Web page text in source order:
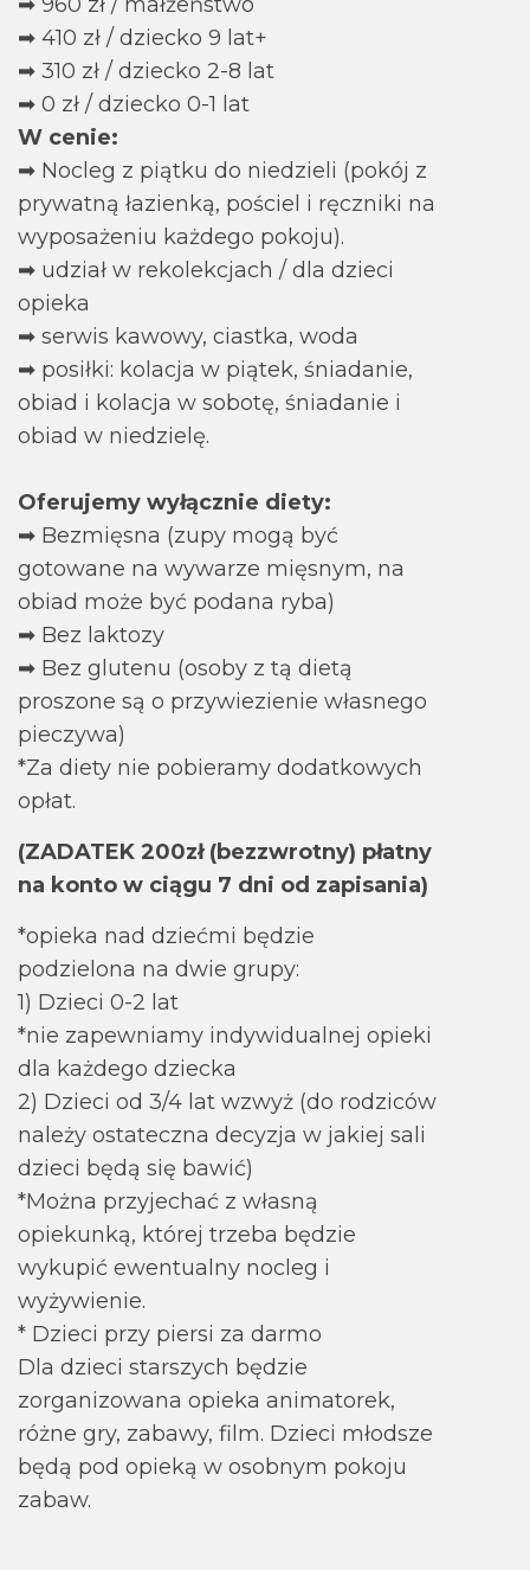
➡ 410 zł / dziecko 9 lat+
➡ 310 zł / dziecko 2-8 lat
➡ 0 zł / dziecko 0-1 lat
W cenie:
➡ Nocleg z piątku do niedzieli (pokój z
prywatną łazienką, pościel i ręczniki na
wyposażeniu każdego pokoju).
➡ udział w rekolekcjach / dla dzieci
opieka
➡ serwis kawowy, ciastka, woda
➡ posiłki: kolacja w piątek, śniadanie,
obiad i kolacja w sobotę, śniadanie i
obiad w niedzielę.
Oferujemy wyłącznie diety:
➡ Bezmięsna (zupy mogą być
gotowane na wywarze mięsnym, na
obiad może być podana ryba)
➡ Bez laktozy
➡ Bez glutenu (osoby z tą dietą
proszone są o przywiezienie własnego
pieczywa)
*Za diety nie pobieramy dodatkowych
opłat.
(ZADATEK 200zł (bezzwrotny) płatny
na konto w ciągu 7 dni od zapisania)
*opieka nad dziećmi będzie
podzielona na dwie grupy:
1) Dzieci 0-2 lat
*nie zapewniamy indywidualnej opieki
dla każdego dziecka
2) Dzieci od 3/4 lat wzwyż (do rodziców
należy ostateczna decyzja w jakiej sali
dzieci będą się bawić)
*Można przyjechać z własną
opiekunką, której trzeba będzie
wykupić ewentualny nocleg i
wyżywienie.
* Dzieci przy piersi za darmo
Dla dzieci starszych będzie
zorganizowana opieka animatorek,
różne gry, zabawy, film. Dzieci młodsze
będą pod opieką w osobnym pokoju
zabaw.